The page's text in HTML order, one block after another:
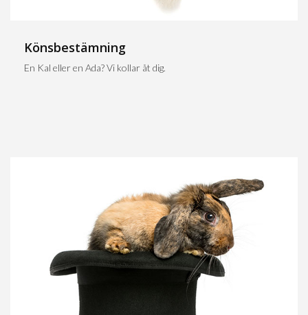
Könsbestämning
En Kal eller en Ada? Vi kollar åt dig.